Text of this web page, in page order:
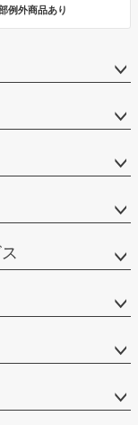
例外商品あり